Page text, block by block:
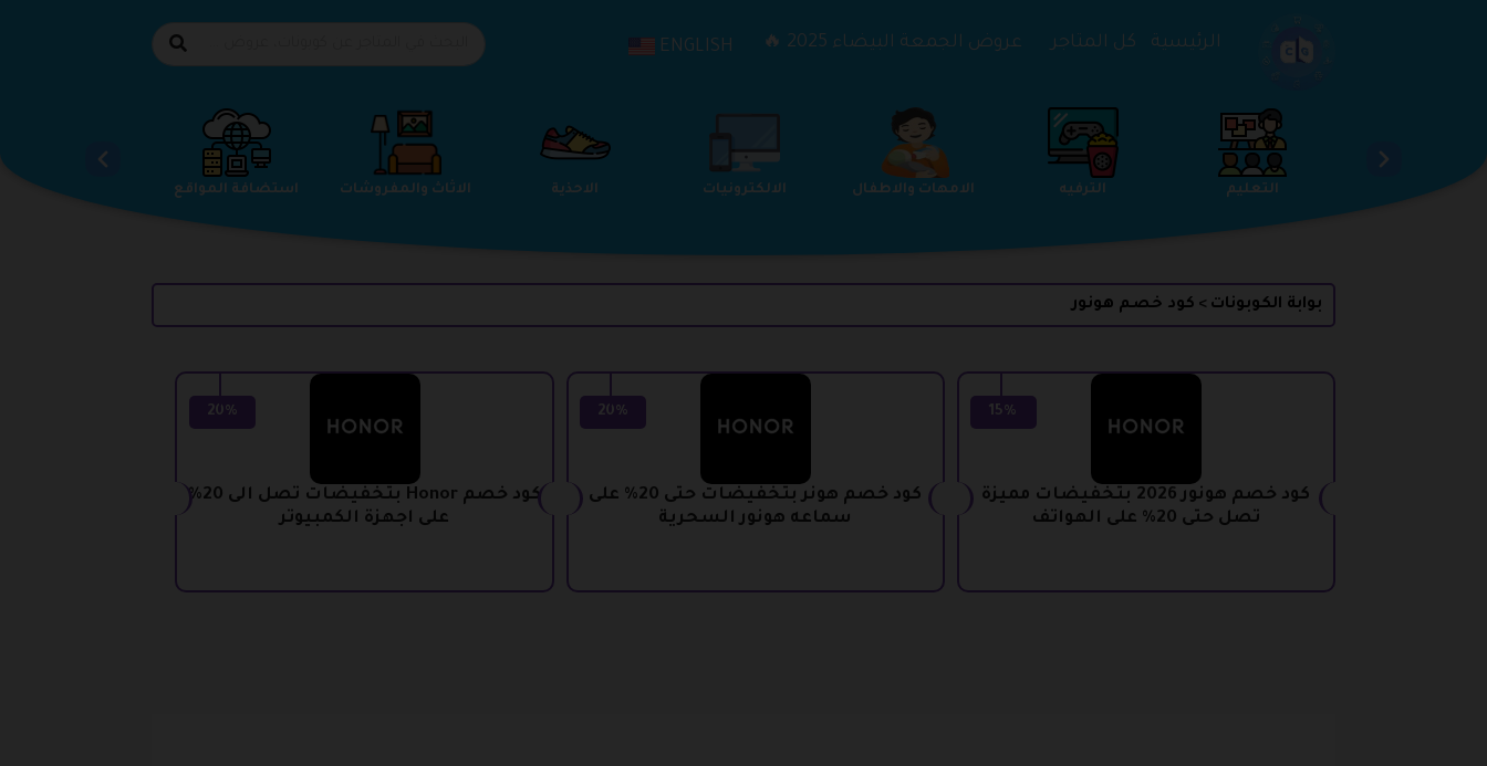
الرئيسية كل المتاجر عروض الجمعة البيضاء 2025 🔥 ENGLISH
استضافة المواقع الاثاث والمفروشات الاحذية الالكترونيات الامهات والاطفال الترفيه التعليم الجمال والعناية الخدمات
بوابة الكوبونات > كود خصم هونور
15%
كود خصم هونور 2026 بتخفيضات مميزة
تصل حتى 20% على الهواتف
20%
كود خصم هونر بتخفيضات حتى 20% على
سماعه هونور السحرية
20%
كود خصم Honor بتخفيضات تصل الى 20%
على اجهزة الكمبيوتر